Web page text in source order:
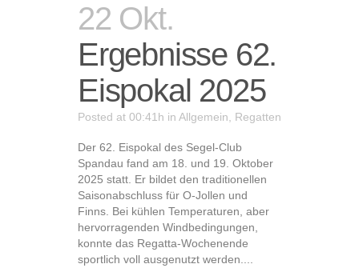
22 Okt.
Ergebnisse 62.
Eispokal 2025
Posted at 00:41h in Allgemein Regatten
Der 62. Eispokal des Segel-Club
Spandau fand am 18. und 19. Oktober
2025 statt. Er bildet den traditionellen
Saisonabschluss für O-Jollen und
Finns. Bei kühlen Temperaturen, aber
hervorragenden Windbedingungen,
konnte das Regatta-Wochenende
sportlich voll ausgenutzt werden....